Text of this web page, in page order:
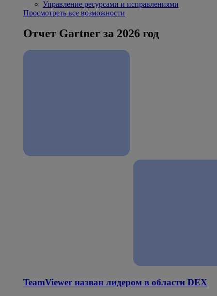
Управление ресурсами и исправлениями
Просмотреть все возможности
Отчет Gartner за 2026 год
TeamViewer назван лидером в области DEX